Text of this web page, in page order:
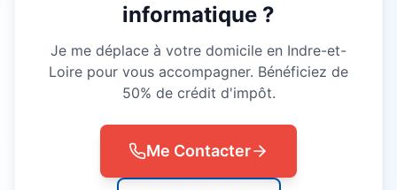
informatique ?
Je me déplace à votre domicile en Indre-et-
Loire pour vous accompagner. Bénéficiez de
50% de crédit d'impôt.
Me Contacter